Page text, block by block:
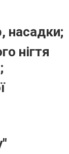
насадки;
нігтя